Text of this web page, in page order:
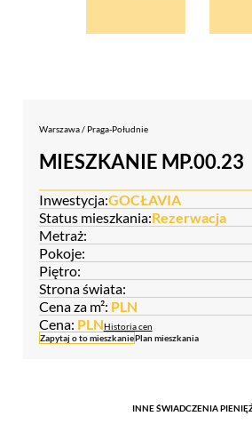
Warszawa / Praga-Południe
MIESZKANIE MP.00.23
Inwestycja:GOCŁAVIA
Status mieszkania:Rezerwacja
Metraż:
Pokoje:
Piętro:
Strona świata:
Cena za m²: PLN
Cena: PLNHistoria cen
Zapytaj o to mieszkaniePlan mieszkania
INNE ŚWIADCZENIA